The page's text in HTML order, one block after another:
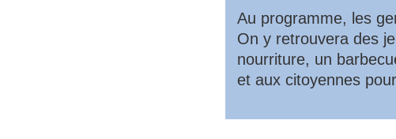
Au programme, les
On y retrouvera des
nourriture, un
et aux citoyennes